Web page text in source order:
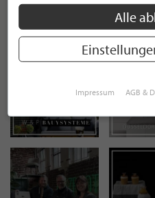
Alle
Impressum AGB &